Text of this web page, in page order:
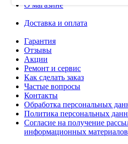
О магазине
Доставка и оплата
Гарантия
Отзывы
Акции
Ремонт и сервис
Как сделать заказ
Частые вопросы
Контакты
Обработка персональных
Политика персональных
Согласие на получение
информационных материалов